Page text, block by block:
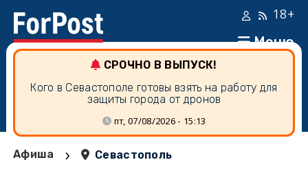
Меню
18+
СРОЧНО В ВЫПУСК!
Кого в Севастополе готовы взять на работу для
защиты города от дронов
пт, 07/08/2026 - 15:13
Афиша › Севастополь